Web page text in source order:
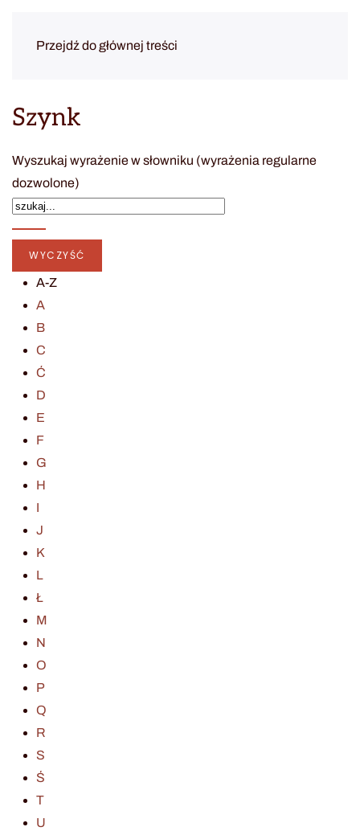
Przejdź do głównej treści
Szynk
Wyszukaj wyrażenie w słowniku (wyrażenia regularne
dozwolone)
A-Z
A
B
C
Ć
D
E
F
G
H
I
J
K
L
Ł
M
N
O
P
Q
R
S
Ś
T
U